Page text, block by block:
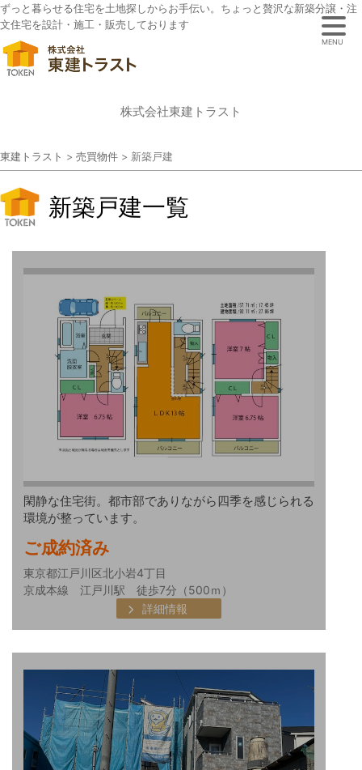
ずっと暮らせる住宅を土地探しからお手伝い。ちょっと贅沢な新築分譲・注
文住宅を設計・施工・販売しております
株式会社東建トラスト
東建トラスト > 売買物件 > 新築戸建
新築戸建一覧
閑静な住宅街。都市部でありながら四季を感じられる
環境が整っています。
ご成約済み
東京都江戸川区北小岩4丁目
京成本線 江戸川駅 徒歩7分（500ｍ）
詳細情報
MENU